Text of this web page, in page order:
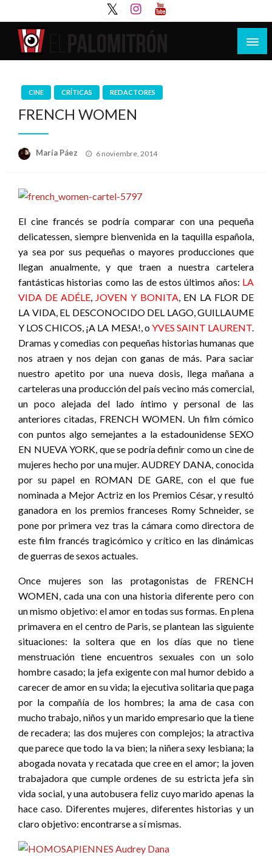
al
contenido
Tu espacio de la industria de cine española y
CINE CRÍTICAS REDACTORES
FRENCH WOMEN
María Páez
Publicado
6 noviembre, 2014
El cine francés se podría comparar con una pequeña
delicatessen, siempre bienvenida en la taquilla española,
ya sea por sus pequeñas o mayores producciones que
llegan anualmente, y que traen a nuestra cartelera
fantásticas historias como las de estos últimos años: LA
VIDA DE ADÉLE, JOVEN Y BONITA, EN LA FLOR DE
LA VIDA, EL DESCONOCIDO DEL LAGO, GUILLAUME
Y LOS CHICOS, ¡A LA MESA!, oYVES SAINT LAURENT.
Dramas y comedias con pequeñas historias humanas que
nos atraen y nos dejan con ganas de más. Para saciar
nuestro apetito por una nueva dosis, llega mañana a
carteleras una producción del país vecino más comercial,
un poco alejada del lado íntimo y personal de las
anteriores citadas, FRENCH WOMEN. Un film cómico
con puntos algo semejantes a la estadounidense SEXO
EN NUEVA YORK, que se podría definir como un cine de
mujeres hecho por una mujer. AUDREY DANA, conocida
por su papel en ROMAN DE GARE, con el que fue
nominada a Mejor Actriz en los Premios César, y resultó
ganadora en los premios franceses Romy Schneider, se
pone por primera vez tras la cámara como directora de
este film francés tragicómico y crítico en las dinámicas
de guerras de sexos actuales.
Once mujeres son las protagonistas de FRENCH
WOMEN, cada una con una historia diferente pero con
un mismo objetivo: el amor en todas sus formas. En plena
primavera en el centro de Paris, se plantean las siguiente
situaciones: la soltera que en los días que no tiene
menstruación tiene encuentros sexuales con un solo
hombre casado; la jefa exigente con mal humor debido a
carecer de amor en su vida; la ejecutiva solitaria que paga
por la compañía de los hombres; la ama de casa con
mucho trabajo, niños y un marido empresario que la tiene
de recadera; las dos mujeres con complejos; la atractiva
que parece que todo la va bien; la niñera sexy lesbiana; la
abogada novata y recatada que cree en el amor; la joven
trabajadora que cumple ordenes de su estricta jefa sin
vida social, y una autobusera feliz cuyo marido apenas la
hace caso. Diferentes mujeres, diferentes historias y un
claro objetivo: encontrarse a sí mismas.